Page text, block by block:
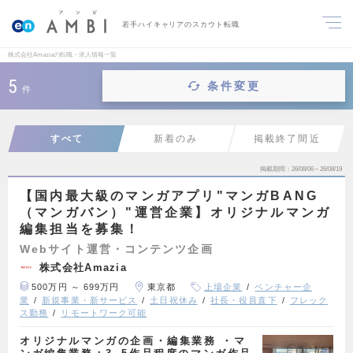
若手ハイキャリアのスカウト転職
株式会社Amaziaの転職・求人情報一覧
5 件 条件変更
すべて 新着のみ 掲載終了間近
掲載期間 26/08/06～26/08/19
【国内最大級のマンガアプリ"マンガBANG
（マンガバン）"運営企業】オリジナルマンガ
編集担当を募集！
Webサイト運営・コンテンツ企画
株式会社Amazia
500万円 ～ 699万円 東京都 上場企業
ベンチャー企
業
新規事業・新サービス 土日祝休み 社長・役員直下
フレック
ス勤務
リモートワーク可能
オリジナルマンガの企画・編集業務 ・マ